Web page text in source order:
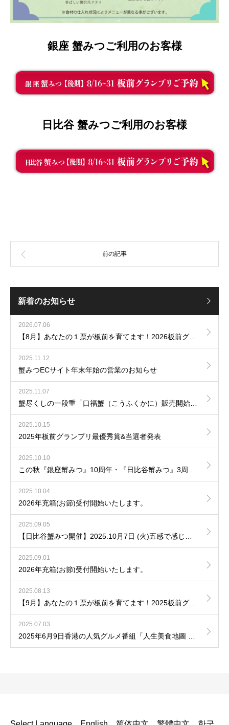
銀座 蟹みつご利用のお客様
日比谷 蟹みつご利用のお客様
新着のお知らせ
2026.07.06
2025.11.12
蟹みつECサイト年末年始の営業のお知らせ
2025.11.07
2025.10.15
2025年板前グランプリ最優秀賞&当選者発表
2025.10.10
2025.10.04
2026年充箱(お節)受付開始いたします。
2025.09.05
2025.09.01
2026年充箱(お節)受付開始いたします。
2025.08.13
2025.07.03